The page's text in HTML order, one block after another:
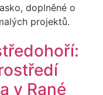
doplněné o
projektů.
v Rané